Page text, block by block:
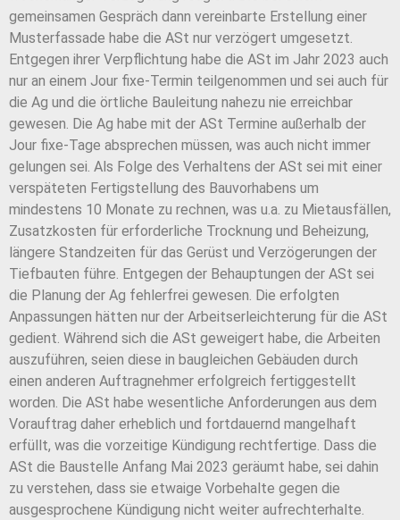
gemeinsamen Gespräch dann vereinbarte Erstellung einer
Musterfassade habe die ASt nur verzögert umgesetzt.
Entgegen ihrer Verpflichtung habe die ASt im Jahr 2023 auch
nur an einem Jour fixe-Termin teilgenommen und sei auch für
die Ag und die örtliche Bauleitung nahezu nie erreichbar
gewesen. Die Ag habe mit der ASt Termine außerhalb der
Jour fixe-Tage absprechen müssen, was auch nicht immer
gelungen sei. Als Folge des Verhaltens der ASt sei mit einer
verspäteten Fertigstellung des Bauvorhabens um
mindestens 10 Monate zu rechnen, was u.a. zu Mietausfällen,
Zusatzkosten für erforderliche Trocknung und Beheizung,
längere Standzeiten für das Gerüst und Verzögerungen der
Tiefbauten führe. Entgegen der Behauptungen der ASt sei
die Planung der Ag fehlerfrei gewesen. Die erfolgten
Anpassungen hätten nur der Arbeitserleichterung für die ASt
gedient. Während sich die ASt geweigert habe, die Arbeiten
auszuführen, seien diese in baugleichen Gebäuden durch
einen anderen Auftragnehmer erfolgreich fertiggestellt
worden. Die ASt habe wesentliche Anforderungen aus dem
Vorauftrag daher erheblich und fortdauernd mangelhaft
erfüllt, was die vorzeitige Kündigung rechtfertige. Dass die
ASt die Baustelle Anfang Mai 2023 geräumt habe, sei dahin
zu verstehen, dass sie etwaige Vorbehalte gegen die
ausgesprochene Kündigung nicht weiter aufrechterhalte.